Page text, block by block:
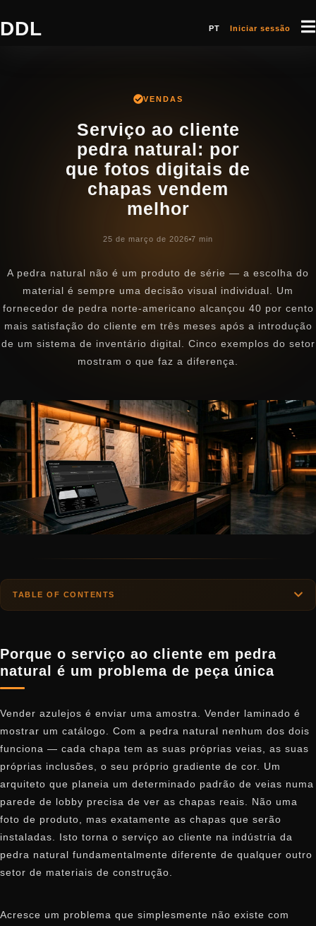
DDL PT Iniciar sessão
VENDAS
Serviço ao cliente
pedra natural: por
que fotos digitais de
chapas vendem
melhor
25 de março de 2026 7 min
A pedra natural não é um produto de série — a escolha do
material é sempre uma decisão visual individual. Um
fornecedor de pedra norte-americano alcançou 40 por cento
mais satisfação do cliente em três meses após a introdução
de um sistema de inventário digital. Cinco exemplos do setor
mostram o que faz a diferença.
TABLE OF CONTENTS
Porque o serviço ao cliente em pedra
natural é um problema de peça única
Vender azulejos é enviar uma amostra. Vender laminado é
mostrar um catálogo. Com a pedra natural nenhum dos dois
funciona — cada chapa tem as suas próprias veias, as suas
próprias inclusões, o seu próprio gradiente de cor. Um
arquiteto que planeia um determinado padrão de veias numa
parede de lobby precisa de ver as chapas reais. Não uma
foto de produto, mas exatamente as chapas que serão
instaladas. Isto torna o serviço ao cliente na indústria da
pedra natural fundamentalmente diferente de qualquer outro
setor de materiais de construção.
Acresce um problema que simplesmente não existe com